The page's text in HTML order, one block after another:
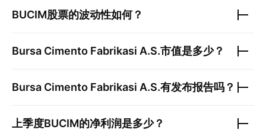
BUCIM股票的波动性如何？
Bursa Cimento Fabrikasi A.S.市值是多少？
Bursa Cimento Fabrikasi A.S.有发布报告吗？
上季度BUCIM的净利润是多少？